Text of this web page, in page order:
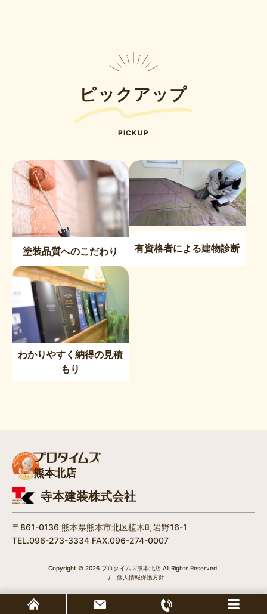
ピックアップ
PICKUP
塗装品質へのこだわり 有資格者による建物診断
わかりやすく納得の見積
もり
熊本北店
寺本建装株式会社
〒861-0136 熊本県熊本市北区植木町岩野16-1
TEL.096-273-3334 FAX.096-274-0007
Copyright © 2026 プロタイムズ熊本北店 All Rights Reserved.
/
個人情報保護方針